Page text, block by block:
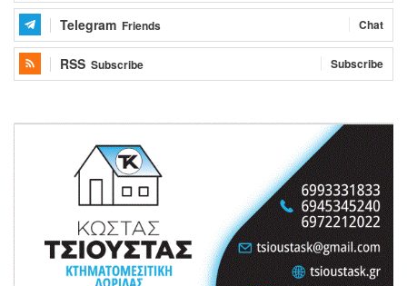
Telegram Friends Chat
RSS Subscribe Subscribe